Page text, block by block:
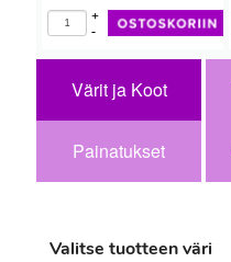
-
+
Värit ja Koot
Painatukset
Valitse tuotteen väri